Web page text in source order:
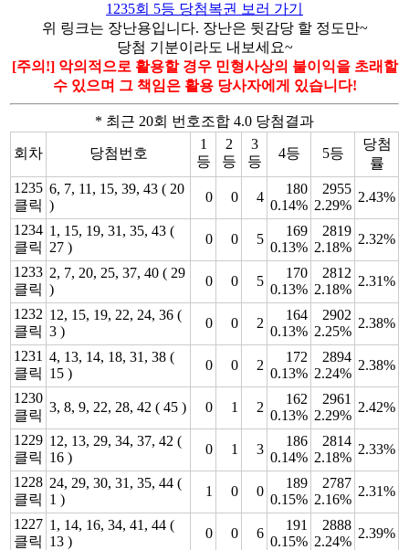
1235회 5등 당첨복권 보러 가기
위 링크는 장난용입니다. 장난은 뒷감당 할 정도만~
당첨 기분이라도 내보세요~
[주의!] 악의적으로 활용할 경우 민형사상의 불이익을 초래할
수 있으며 그 책임은 활용 당사자에게 있습니다!
* 최근 20회 번호조합 4.0 당첨결과
회차 당첨번호
1
등
2
등
3
등
4등 5등
당첨
률
1235
클릭
6, 7, 11, 15, 39, 43 ( 20
)
0 0 4
180
0.14%
2955
2.29%
2.43%
1234
클릭
1, 15, 19, 31, 35, 43 (
27 )
0 0 5
169
0.13%
2819
2.18%
2.32%
1233
클릭
2, 7, 20, 25, 37, 40 ( 29
)
0 0 5
170
0.13%
2812
2.18%
2.31%
1232
클릭
12, 15, 19, 22, 24, 36 (
3 )
0 0 2
164
0.13%
2902
2.25%
2.38%
1231
클릭
4, 13, 14, 18, 31, 38 (
15 )
0 0 2
172
0.13%
2894
2.24%
2.38%
1230
클릭
3, 8, 9, 22, 28, 42 ( 45 ) 0 1 2
162
0.13%
2961
2.29%
2.42%
1229
클릭
12, 13, 29, 34, 37, 42 (
16 )
0 1 3
186
0.14%
2814
2.18%
2.33%
1228
클릭
24, 29, 30, 31, 35, 44 (
1 )
1 0 0
189
0.15%
2787
2.16%
2.31%
1227
클릭
1, 14, 16, 34, 41, 44 (
13 )
0 0 6
191
0.15%
2888
2.24%
2.39%